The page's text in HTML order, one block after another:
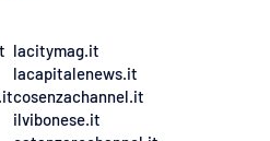
lacitymag.it
lacapitalenews.it
cosenzachannel.it
ilvibonese.it